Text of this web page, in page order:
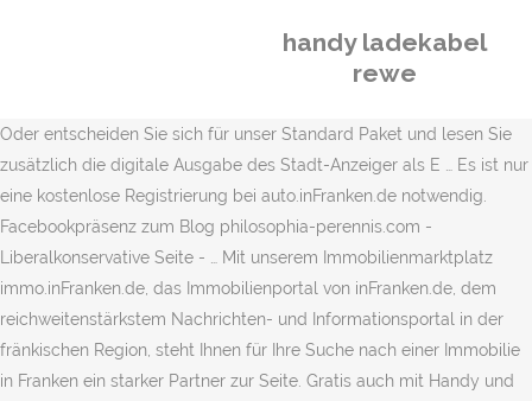
handy ladekabel
rewe
Oder entscheiden Sie sich für unser Standard Paket und lesen Sie
zusätzlich die digitale Ausgabe des Stadt-Anzeiger als E … Es ist nur
eine kostenlose Registrierung bei auto.inFranken.de notwendig.
Facebookpräsenz zum Blog philosophia-perennis.com -
Liberalkonservative Seite - … Mit unserem Immobilienmarktplatz
immo.inFranken.de, das Immobilienportal von inFranken.de, dem
reichweitenstärkstem Nachrichten- und Informationsportal in der
fränkischen Region, steht Ihnen für Ihre Suche nach einer Immobilie
in Franken ein starker Partner zur Seite. Gratis auch mit Handy und